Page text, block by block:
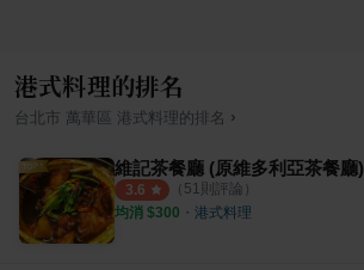
港式料理的排名
台北市 萬華區 港式料理 的排名 ›
維記茶餐廳 (原維多利亞茶餐廳)
3.6 （ 51 則評論）
均消 $300 ・ 港式料理